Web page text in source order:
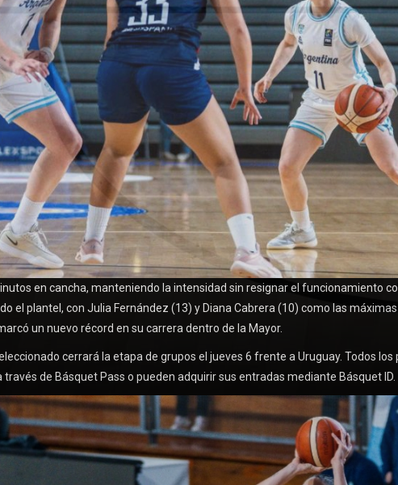
en cancha, manteniendo la intensidad sin resignar el funcionamiento
el plantel, con Julia Fernández (13) y Diana Cabrera (10) como las
un nuevo récord en su carrera dentro de la Mayor.
cerrará la etapa de grupos el jueves 6 frente a Uruguay. Todos
de Básquet Pass o pueden adquirir sus entradas mediante Básquet ID.